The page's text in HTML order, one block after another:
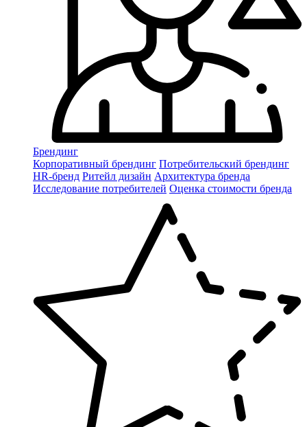
Брендинг
Корпоративный брендинг Потребительский брендинг
НR-бренд Ритейл дизайн Архитектура бренда
Исследование потребителей Оценка стоимости бренда